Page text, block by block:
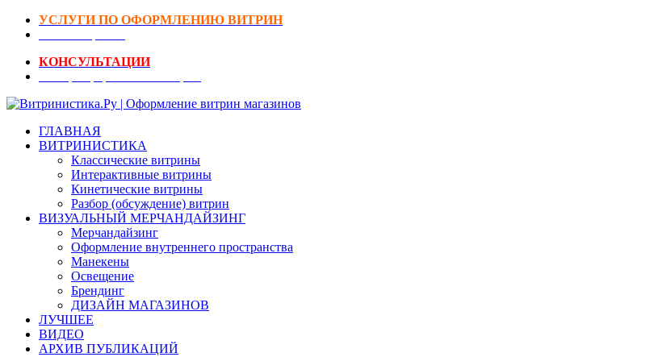
УСЛУГИ ПО ОФОРМЛЕНИЮ ВИТРИН
КОНСУЛЬТАЦИИ
ГЛАВНАЯ
ВИТРИНИСТИКА
Классические витрины
Интерактивные витрины
Кинетические витрины
Разбор (обсуждение) витрин
ВИЗУАЛЬНЫЙ МЕРЧАНДАЙЗИНГ
Мерчандайзинг
Оформление внутреннего пространства
Манекены
Освещение
Брендинг
ДИЗАЙН МАГАЗИНОВ
ЛУЧШЕЕ
ВИДЕО
АРХИВ ПУБЛИКАЦИЙ